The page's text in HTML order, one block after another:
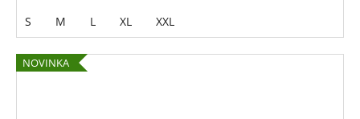
S M L XL XXL
NOVINKA